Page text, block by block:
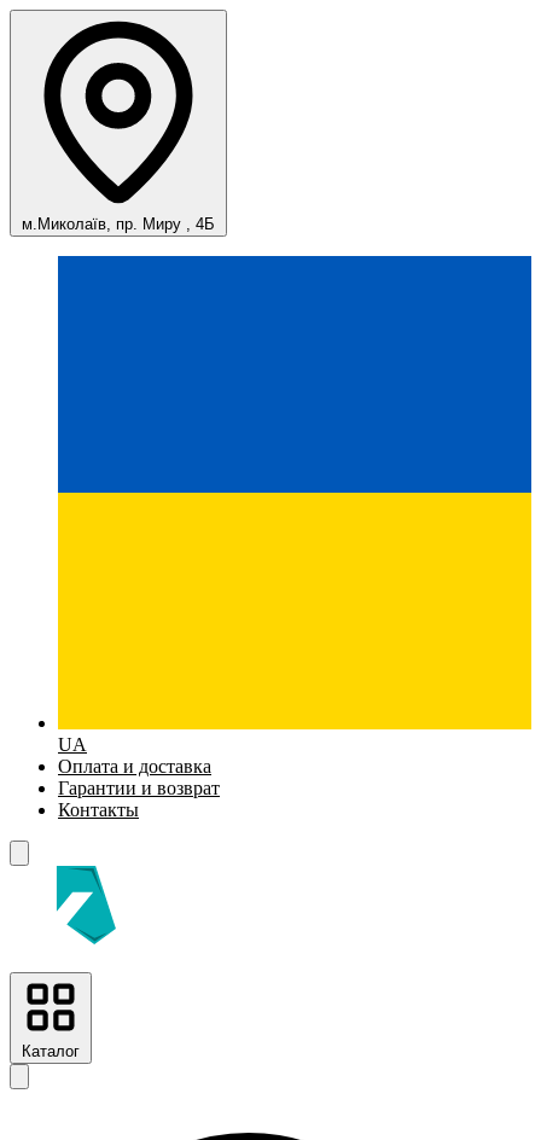
м.Миколаїв, пр. Миру , 4Б
UA
Оплата и доставка
Гарантии и возврат
Контакты
Каталог